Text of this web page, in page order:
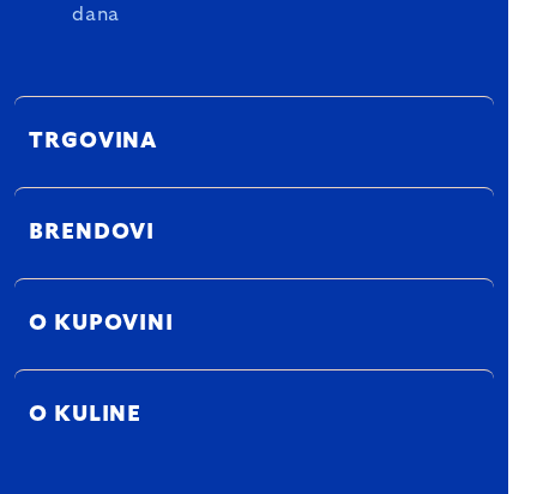
dana
TRGOVINA
BRENDOVI
O KUPOVINI
O KULINE